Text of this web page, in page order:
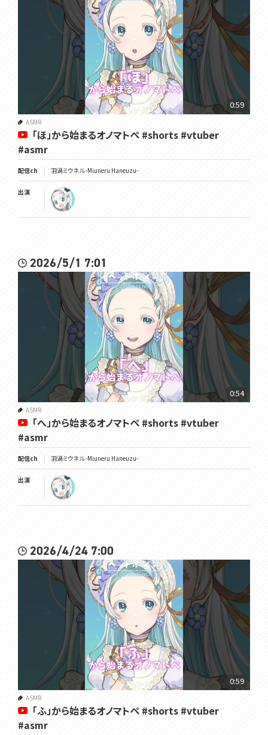
0:59
ASMR
「ほ」から始まるオノマトペ #shorts #vtuber
#asmr
配信ch 羽渦ミウネル -Miuneru Haneuzu-
出演
2026/5/1 7:01
0:54
ASMR
「へ」から始まるオノマトペ #shorts #vtuber
#asmr
配信ch 羽渦ミウネル -Miuneru Haneuzu-
出演
2026/4/24 7:00
0:59
ASMR
「ふ」から始まるオノマトペ #shorts #vtuber
#asmr